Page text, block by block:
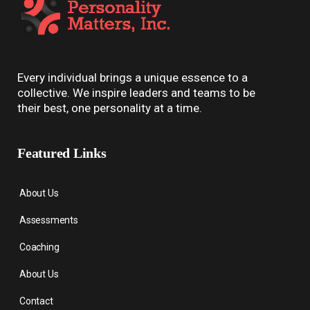
Every individual brings a unique essence to a
collective. We inspire leaders and teams to be
their best, one personality at a time.
Featured Links
About Us
Assessments
Coaching
About Us
Contact